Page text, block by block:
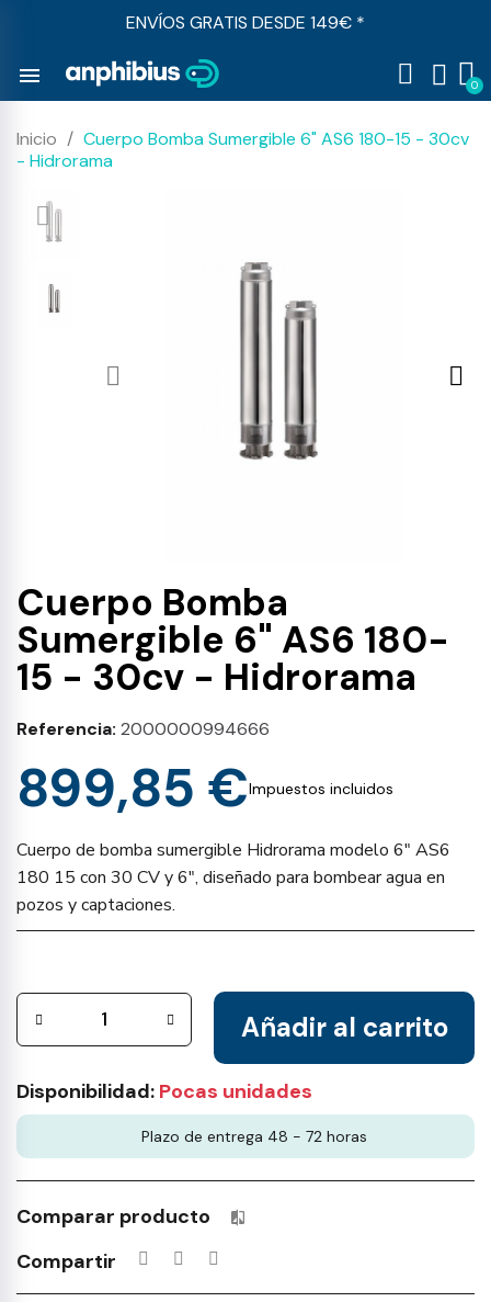
ENVÍOS GRATIS DESDE 149€ *
menu
Inicio
Cuerpo Bomba Sumergible 6" AS6 180-15 - 30cv
- Hidrorama
Cuerpo Bomba
Sumergible 6" AS6 180-
15 - 30cv - Hidrorama
Referencia 2000000994666
899,85 €Impuestos incluidos
Cuerpo de bomba sumergible Hidrorama modelo 6" AS6
180 15 con 30 CV y 6", diseñado para bombear agua en
pozos y captaciones.
Añadir al carrito
Disponibilidad: Pocas unidades
Plazo de entrega 48 - 72 horas
Comparar producto Productos incluidos en tu lista
Compartir